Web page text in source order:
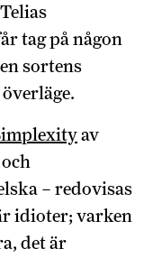
tag på någon
sortens
av
– redovisas
idioter; varken
det är